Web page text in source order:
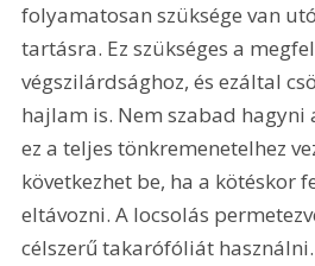
folyamatosan szüksége van
tartásra. Ez szükséges a
végszilárdsághoz, és ezáltal
hajlam is. Nem szabad hagyni
ez a teljes tönkremenetelhez
következhet be, ha a kötéskor
eltávozni. A locsolás
célszerű takarófóliát